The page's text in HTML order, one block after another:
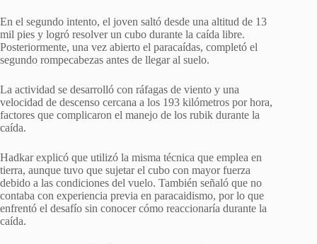
En el segundo intento, el joven saltó desde una altitud de 13
mil pies y logró resolver un cubo durante la caída libre.
Posteriormente, una vez abierto el paracaídas, completó el
segundo rompecabezas antes de llegar al suelo.
La actividad se desarrolló con ráfagas de viento y una
velocidad de descenso cercana a los 193 kilómetros por hora,
factores que complicaron el manejo de los rubik durante la
caída.
Hadkar explicó que utilizó la misma técnica que emplea en
tierra, aunque tuvo que sujetar el cubo con mayor fuerza
debido a las condiciones del vuelo. También señaló que no
contaba con experiencia previa en paracaidismo, por lo que
enfrentó el desafío sin conocer cómo reaccionaría durante la
caída.